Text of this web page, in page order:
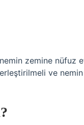
zemine nüfuz
ve